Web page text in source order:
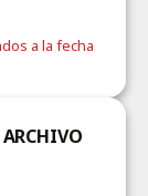
a la fecha